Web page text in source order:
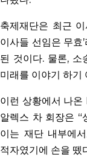
축제재단은 최근
이사들 선임은 무효
된 것이다. 물론,
미래를 이야기 하기
이런 상황에서 나
알렉스 차 회장은 “
이는 재단 내부에
적자였기에 손을 뗐